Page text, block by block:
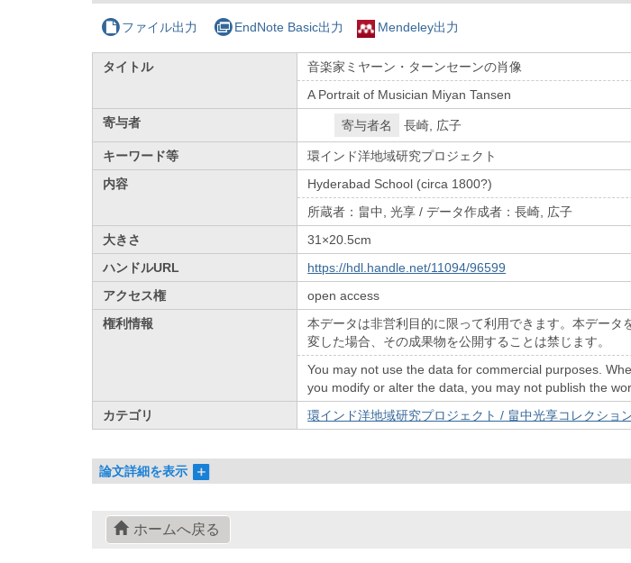
ファイル出力 EndNote Basic出力 Mendeley出力
タイトル
音楽家ミヤーン・ターンセーンの肖像
A Portrait of Musician Miyan Tansen
寄与者
寄与者名 長崎, 広子
キーワード等
環インド洋地域研究プロジェクト
内容
Hyderabad School (circa 1800?)
所蔵者：畠中, 光享 / データ作成者：長崎, 広子
大きさ
31×20.5cm
ハンドルURL
https://hdl.handle.net/11094/96599
アクセス権
open access
権利情報
本データは非営利目的に限って利用できます。本デー
変した場合、その成果物を公開することは禁じます。
You may not use the data for commercial purposes.
you modify or alter the data, you may not publish the
カテゴリ
環インド洋地域研究プロジェクト / 畠中光享コレクショ
論文詳細を表示
ホームへ戻る